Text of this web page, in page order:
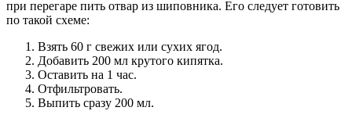
при перегаре пить отвар из шиповника. Его следует готовить
по такой схеме:
Взять 60 г свежих или сухих ягод.
Добавить 200 мл крутого кипятка.
Оставить на 1 час.
Отфильтровать.
Выпить сразу 200 мл.